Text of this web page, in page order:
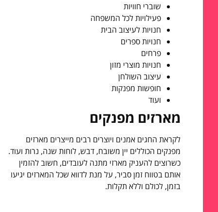
שוברי חוויות
פעילויות לכל המשפחה
חנויות לעיצוב הבית
חנויות ספרים
פרחים
חנויות מוצרי מזון
עיצוב השולחן
חופשות מפנקות
ועוד
מארזים מפנקים
לקראת החגים אמנים ויוצרים רבים מייצרים מארזים
מפנקים הכוללים יין משובח, דבש, לוחות שנה, נרות ועוד.
כשרוצים להעניק מארזי מתנה לעובדים, חשוב להזמין
אותם בטווח זמן סביר, על מנת לדווא שכל המארזים יגיעו
בזמן, לכולם וללא תקלות.